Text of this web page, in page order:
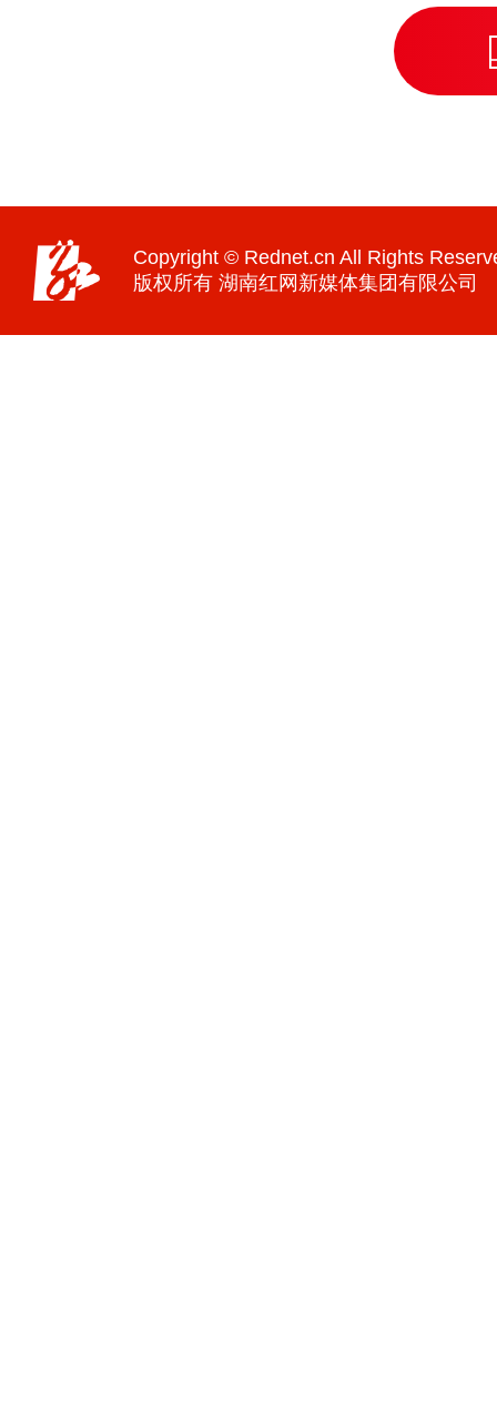
Copyright © Rednet.cn All Rights
版权所有 湖南红网新媒体集团有限公司